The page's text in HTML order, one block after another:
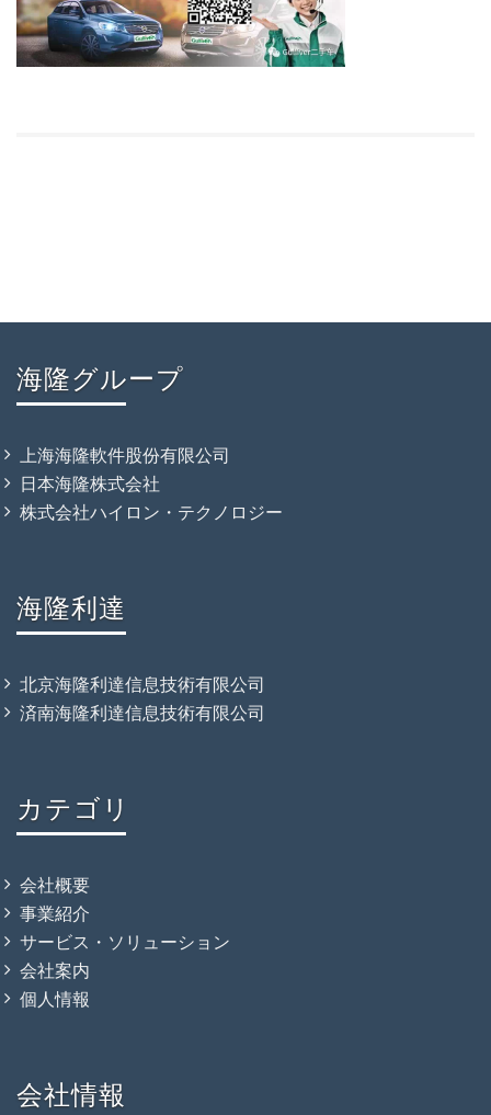
海隆グループ
上海海隆軟件股份有限公司
日本海隆株式会社
株式会社ハイロン・テクノロジー
海隆利達
北京海隆利達信息技術有限公司
済南海隆利達信息技術有限公司
カテゴリ
会社概要
事業紹介
サービス・ソリューション
会社案内
個人情報
会社情報